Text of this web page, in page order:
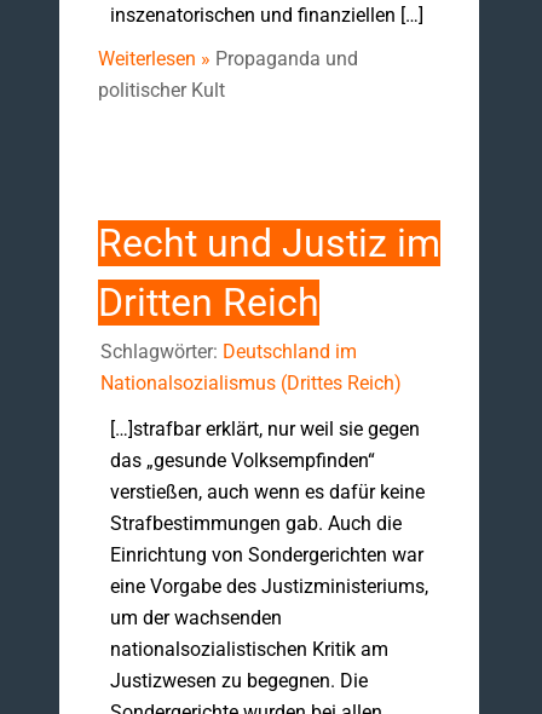
inszenatorischen und finanziellen […]
Weiterlesen » Propaganda und
politischer Kult
Recht und Justiz im
Dritten Reich
Schlagwörter: Deutschland im
Nationalsozialismus (Drittes Reich)
[…]strafbar erklärt, nur weil sie gegen
das „gesunde Volksempfinden“
verstießen, auch wenn es dafür keine
Strafbestimmungen gab. Auch die
Einrichtung von Sondergerichten war
eine Vorgabe des Justizministeriums,
um der wachsenden
nationalsozialistischen Kritik am
Justizwesen zu begegnen. Die